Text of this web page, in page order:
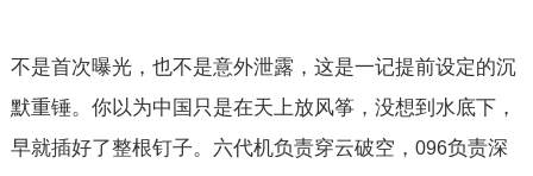
不是首次曝光，也不是意外泄露，这是一记提前设定的沉
默重锤。你以为中国只是在天上放风筝，没想到水底下，
早就插好了整根钉子。六代机负责穿云破空， 096负责深